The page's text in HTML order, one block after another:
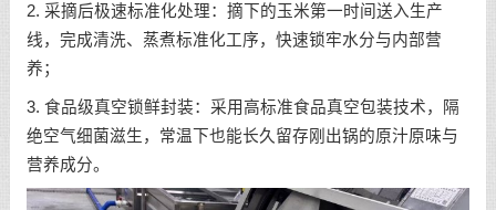
2. 采摘后极速标准化处理：摘下的玉米第一时间送入生产
线，完成清洗、蒸煮标准化工序，快速锁牢水分与内部营
养；
3. 食品级真空锁鲜封装：采用高标准食品真空包装技术，隔
绝空气细菌滋生，常温下也能长久留存刚出锅的原汁原味与
营养成分。